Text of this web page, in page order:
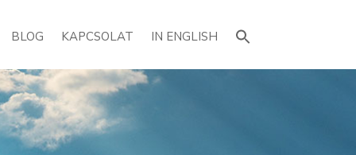
BLOG KAPCSOLAT IN ENGLISH